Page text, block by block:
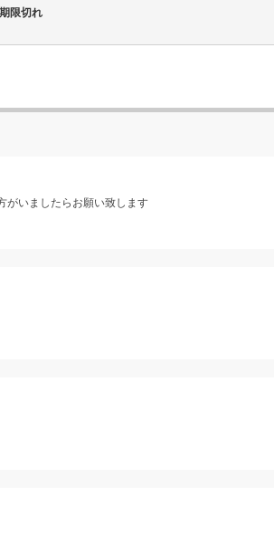
限切れ
いましたらお願い致します